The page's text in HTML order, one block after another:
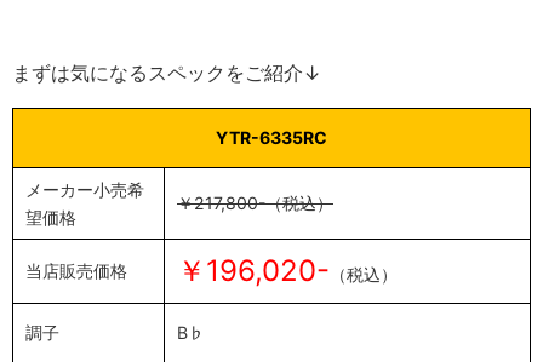
まずは気になるスペックをご紹介↓
YTR-6335RC
メーカー小売希
望価格
￥217,800-（税込）
当店販売価格 ￥196,020- （税込）
調子 B♭